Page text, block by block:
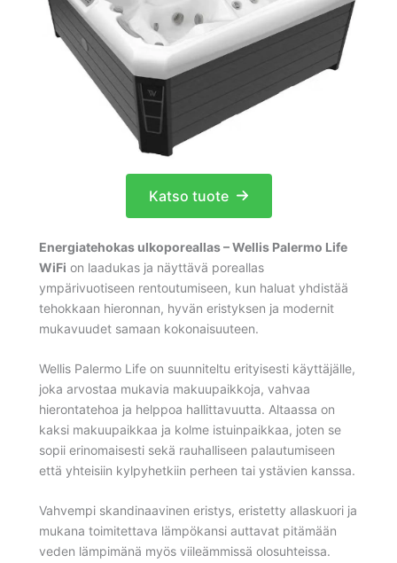
Katso tuote
Energiatehokas ulkoporeallas – Wellis Palermo Life
WiFi on laadukas ja näyttävä poreallas
ympärivuotiseen rentoutumiseen, kun haluat yhdistää
tehokkaan hieronnan, hyvän eristyksen ja modernit
mukavuudet samaan kokonaisuuteen.
Wellis Palermo Life on suunniteltu erityisesti käyttäjälle,
joka arvostaa mukavia makuupaikkoja, vahvaa
hierontatehoa ja helppoa hallittavuutta. Altaassa on
kaksi makuupaikkaa ja kolme istuinpaikkaa, joten se
sopii erinomaisesti sekä rauhalliseen palautumiseen
että yhteisiin kylpyhetkiin perheen tai ystävien kanssa.
Vahvempi skandinaavinen eristys, eristetty allaskuori ja
mukana toimitettava lämpökansi auttavat pitämään
veden lämpimänä myös viileämmissä olosuhteissa.